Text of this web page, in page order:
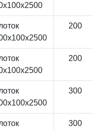
200
200
300
300